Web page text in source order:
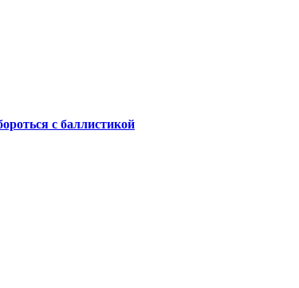
с баллистикой